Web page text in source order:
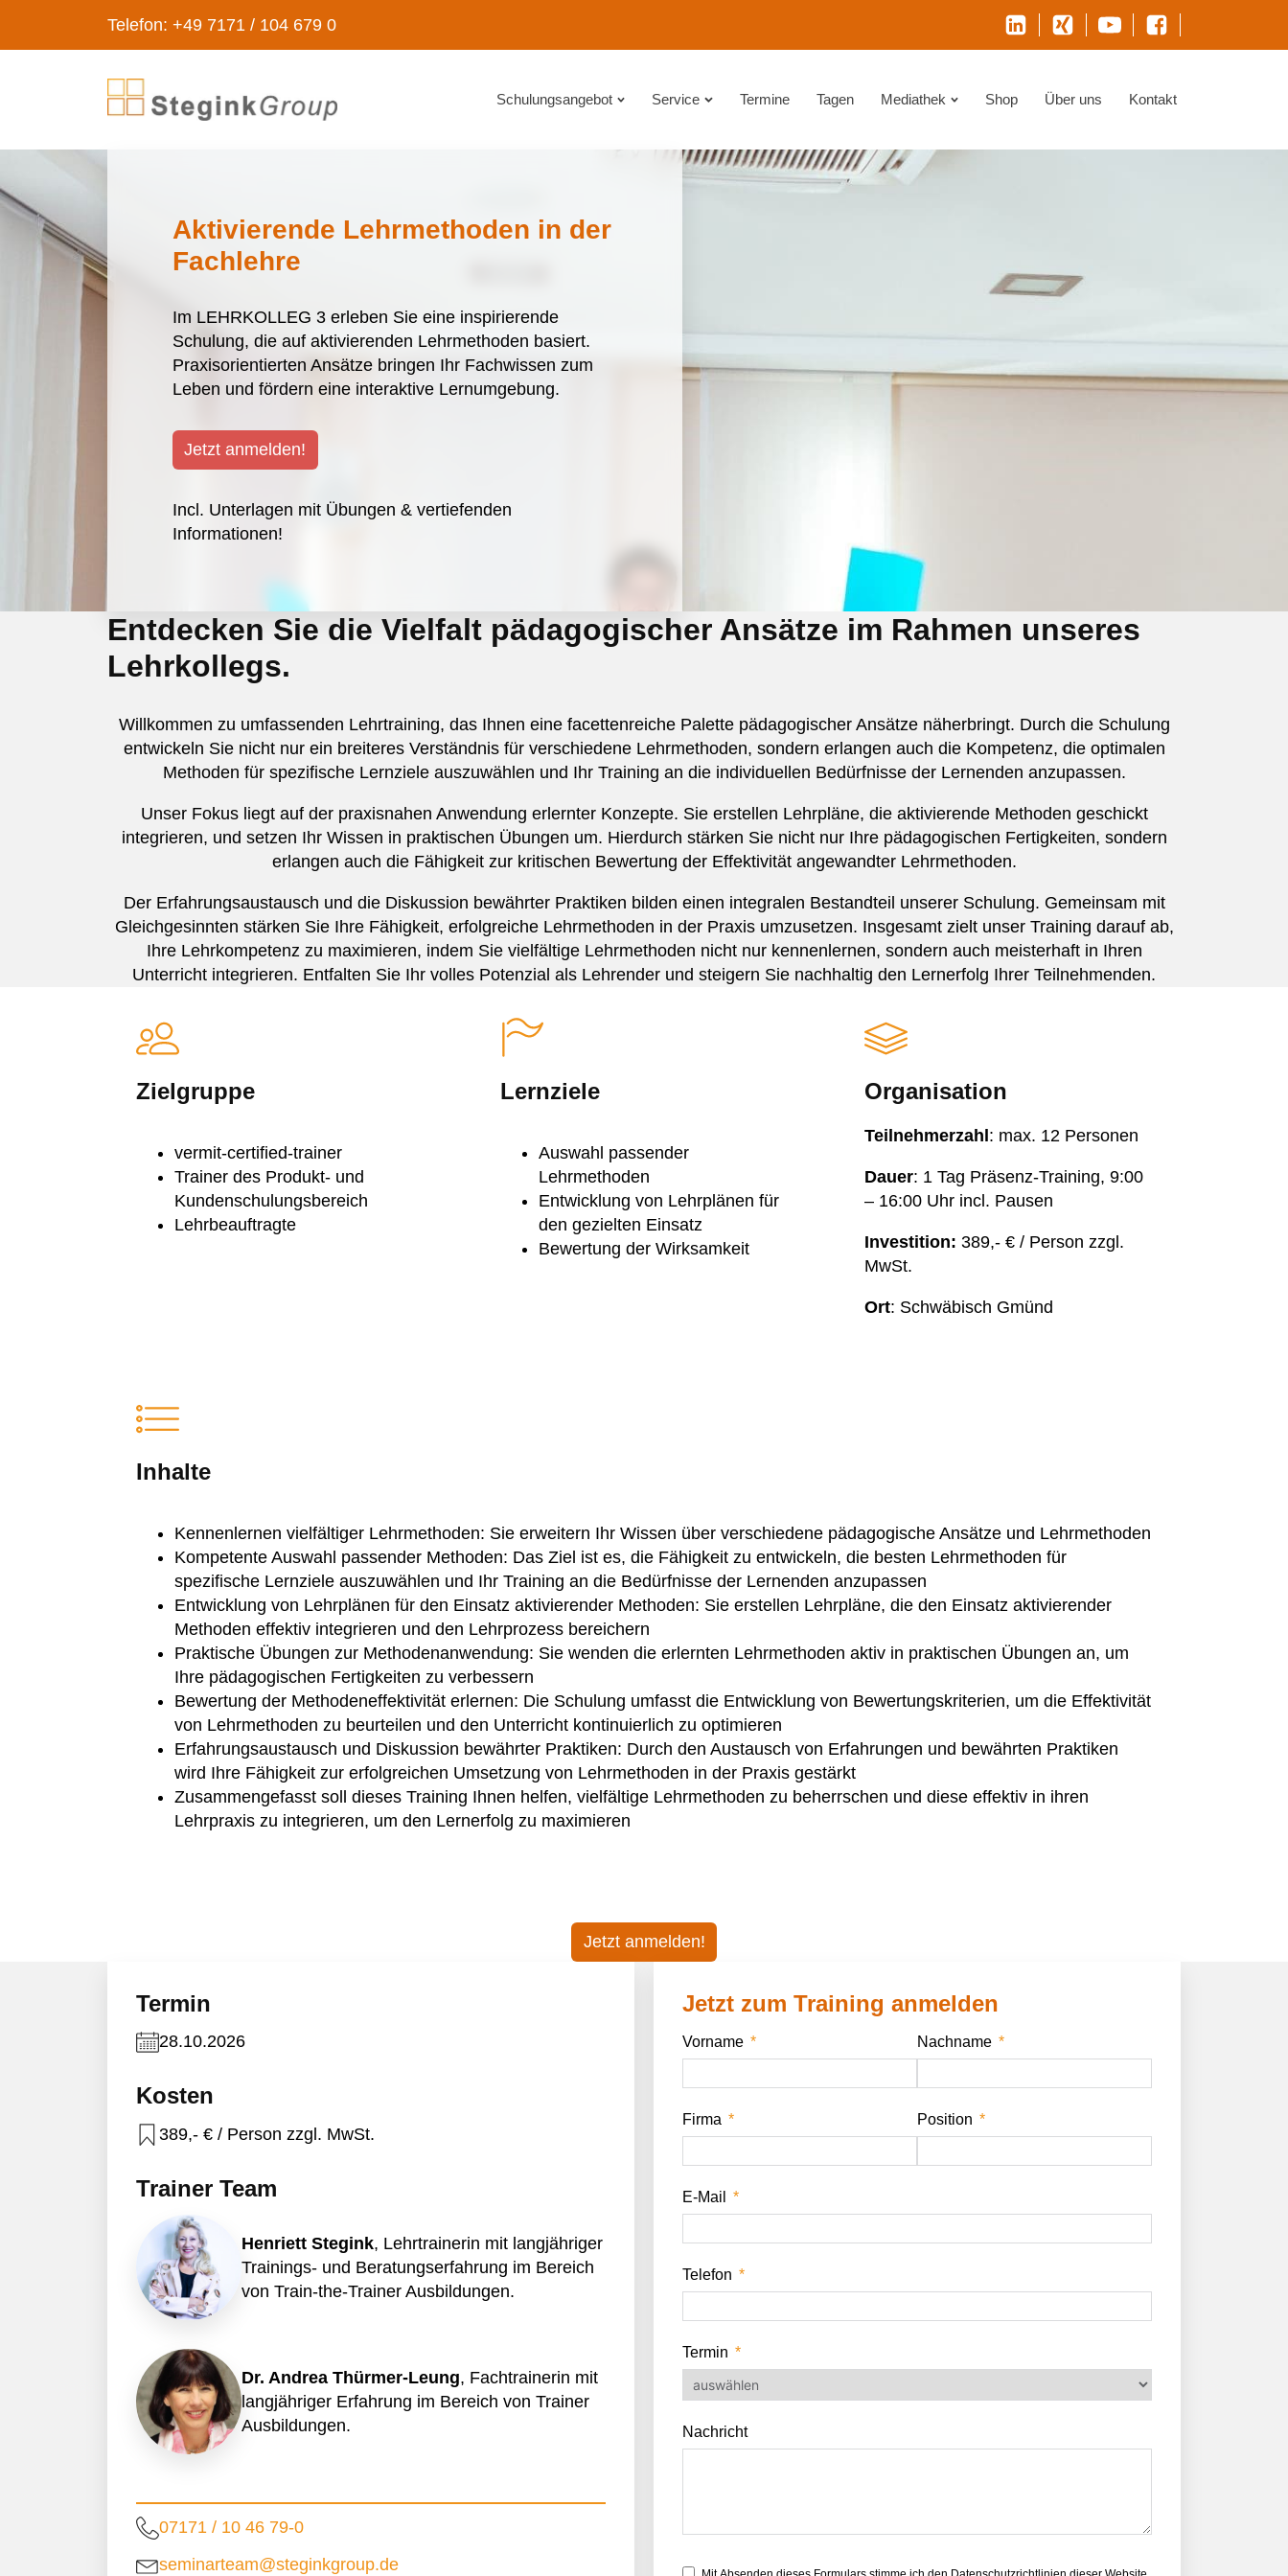
Telefon: +49 7171 / 104 679 0
Schulungsangebot Service Termine Tagen Mediathek Shop Über uns Kontakt
Aktivierende Lehrmethoden in der
Fachlehre
Im LEHRKOLLEG 3 erleben Sie eine inspirierende
Schulung, die auf aktivierenden Lehrmethoden basiert.
Praxisorientierten Ansätze bringen Ihr Fachwissen zum
Leben und fördern eine interaktive Lernumgebung.
Jetzt anmelden!
Incl. Unterlagen mit Übungen & vertiefenden
Informationen!
Entdecken Sie die Vielfalt pädagogischer Ansätze im Rahmen unseres
Lehrkollegs.
Willkommen zu umfassenden Lehrtraining, das Ihnen eine facettenreiche Palette pädagogischer Ansätze näherbringt. Durch die Schulung
entwickeln Sie nicht nur ein breiteres Verständnis für verschiedene Lehrmethoden, sondern erlangen auch die Kompetenz, die optimalen
Methoden für spezifische Lernziele auszuwählen und Ihr Training an die individuellen Bedürfnisse der Lernenden anzupassen.
Unser Fokus liegt auf der praxisnahen Anwendung erlernter Konzepte. Sie erstellen Lehrpläne, die aktivierende Methoden geschickt
integrieren, und setzen Ihr Wissen in praktischen Übungen um. Hierdurch stärken Sie nicht nur Ihre pädagogischen Fertigkeiten, sondern
erlangen auch die Fähigkeit zur kritischen Bewertung der Effektivität angewandter Lehrmethoden.
Der Erfahrungsaustausch und die Diskussion bewährter Praktiken bilden einen integralen Bestandteil unserer Schulung. Gemeinsam mit
Gleichgesinnten stärken Sie Ihre Fähigkeit, erfolgreiche Lehrmethoden in der Praxis umzusetzen. Insgesamt zielt unser Training darauf ab,
Ihre Lehrkompetenz zu maximieren, indem Sie vielfältige Lehrmethoden nicht nur kennenlernen, sondern auch meisterhaft in Ihren
Unterricht integrieren. Entfalten Sie Ihr volles Potenzial als Lehrender und steigern Sie nachhaltig den Lernerfolg Ihrer Teilnehmenden.
Zielgruppe
vermit-certified-trainer
Trainer des Produkt- und
Kundenschulungsbereich
Lehrbeauftragte
Lernziele
Auswahl passender
Lehrmethoden
Entwicklung von Lehrplänen für
den gezielten Einsatz
Bewertung der Wirksamkeit
Organisation
Teilnehmerzahl: max. 12 Personen
Dauer: 1 Tag Präsenz-Training, 9:00
– 16:00 Uhr incl. Pausen
Investition: 389,- € / Person zzgl.
MwSt.
Ort: Schwäbisch Gmünd
Inhalte
Kennenlernen vielfältiger Lehrmethoden: Sie erweitern Ihr Wissen über verschiedene pädagogische Ansätze und Lehrmethoden
Kompetente Auswahl passender Methoden: Das Ziel ist es, die Fähigkeit zu entwickeln, die besten Lehrmethoden für
spezifische Lernziele auszuwählen und Ihr Training an die Bedürfnisse der Lernenden anzupassen
Entwicklung von Lehrplänen für den Einsatz aktivierender Methoden: Sie erstellen Lehrpläne, die den Einsatz aktivierender
Methoden effektiv integrieren und den Lehrprozess bereichern
Praktische Übungen zur Methodenanwendung: Sie wenden die erlernten Lehrmethoden aktiv in praktischen Übungen an, um
Ihre pädagogischen Fertigkeiten zu verbessern
Bewertung der Methodeneffektivität erlernen: Die Schulung umfasst die Entwicklung von Bewertungskriterien, um die Effektivität
von Lehrmethoden zu beurteilen und den Unterricht kontinuierlich zu optimieren
Erfahrungsaustausch und Diskussion bewährter Praktiken: Durch den Austausch von Erfahrungen und bewährten Praktiken
wird Ihre Fähigkeit zur erfolgreichen Umsetzung von Lehrmethoden in der Praxis gestärkt
Zusammengefasst soll dieses Training Ihnen helfen, vielfältige Lehrmethoden zu beherrschen und diese effektiv in ihren
Lehrpraxis zu integrieren, um den Lernerfolg zu maximieren
Jetzt anmelden!
Termin
28.10.2026
Kosten
389,- € / Person zzgl. MwSt.
Trainer Team
Henriett Stegink, Lehrtrainerin mit langjähriger
Trainings- und Beratungserfahrung im Bereich
von Train-the-Trainer Ausbildungen.
Dr. Andrea Thürmer-Leung, Fachtrainerin mit
langjähriger Erfahrung im Bereich von Trainer
Ausbildungen.
07171 / 10 46 79-0
seminarteam@steginkgroup.de
Jetzt zum Training anmelden
Vorname Nachname
Firma Position
E-Mail
Telefon
Termin
Nachricht